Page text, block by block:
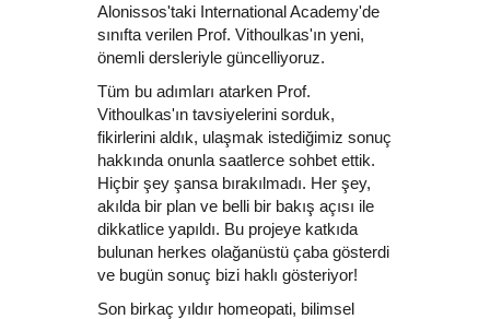
Alonissos'taki International Academy'de
sınıfta verilen Prof. Vithoulkas'ın yeni,
önemli dersleriyle güncelliyoruz.
Tüm bu adımları atarken Prof.
Vithoulkas'ın tavsiyelerini sorduk,
fikirlerini aldık, ulaşmak istediğimiz sonuç
hakkında onunla saatlerce sohbet ettik.
Hiçbir şey şansa bırakılmadı. Her şey,
akılda bir plan ve belli bir bakış açısı ile
dikkatlice yapıldı. Bu projeye katkıda
bulunan herkes olağanüstü çaba gösterdi
ve bugün sonuç bizi haklı gösteriyor!
Son birkaç yıldır homeopati, bilimsel